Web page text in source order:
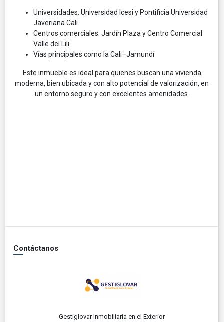
Universidades: Universidad Icesi y Pontificia Universidad
Javeriana Cali
Centros comerciales: Jardín Plaza y Centro Comercial
Valle del Lili
Vías principales como la Cali–Jamundí
Este inmueble es ideal para quienes buscan una vivienda
moderna, bien ubicada y con alto potencial de valorización, en
un entorno seguro y con excelentes amenidades.
Contáctanos
Gestiglovar Inmobiliaria en el Exterior